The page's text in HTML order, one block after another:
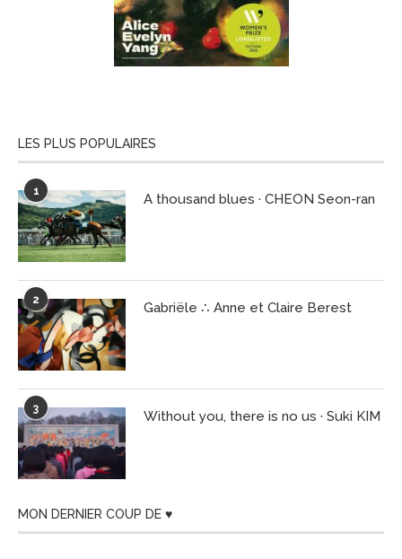
LES PLUS POPULAIRES
1 A thousand blues · CHEON Seon-ran
2 Gabriële ∴ Anne et Claire Berest
3 Without you, there is no us · Suki KIM
MON DERNIER COUP DE ♥